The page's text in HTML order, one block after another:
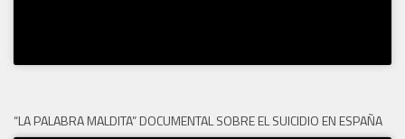
“LA PALABRA MALDITA” DOCUMENTAL SOBRE EL SUICIDIO EN ESPAÑA